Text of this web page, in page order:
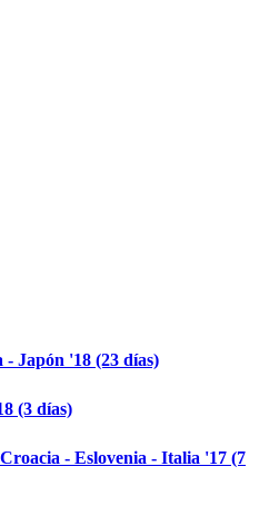
Japón '18 (23 días)
(3 días)
- Eslovenia - Italia '17 (7